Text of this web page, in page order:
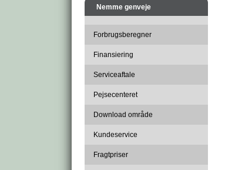
Nemme genveje
Forbrugsberegner
Finansiering
Serviceaftale
Pejsecenteret
Download område
Kundeservice
Fragtpriser